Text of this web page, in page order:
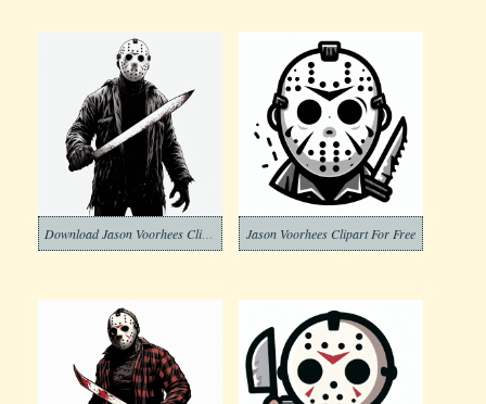
Download Jason Voorhees Clipart Jason Voorhees Clipart For Free